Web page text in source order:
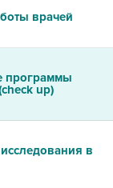
врачей
программы
up)
в